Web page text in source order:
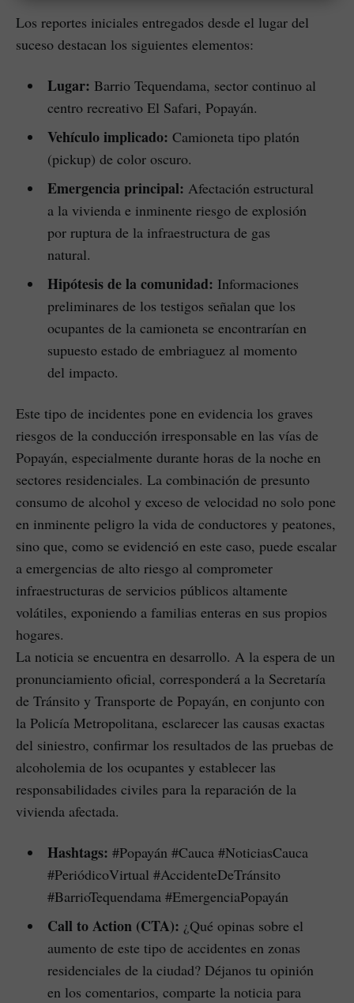
Los reportes iniciales entregados desde el lugar del
suceso destacan los siguientes elementos:
Lugar: Barrio Tequendama, sector continuo al
centro recreativo El Safari, Popayán.
Vehículo implicado: Camioneta tipo platón
(pickup) de color oscuro.
Emergencia principal: Afectación estructural
a la vivienda e inminente riesgo de explosión
por ruptura de la infraestructura de gas
natural.
Hipótesis de la comunidad: Informaciones
preliminares de los testigos señalan que los
ocupantes de la camioneta se encontrarían en
supuesto estado de embriaguez al momento
del impacto.
Este tipo de incidentes pone en evidencia los graves
riesgos de la conducción irresponsable en las vías de
Popayán, especialmente durante horas de la noche en
sectores residenciales. La combinación de presunto
consumo de alcohol y exceso de velocidad no solo pone
en inminente peligro la vida de conductores y peatones,
sino que, como se evidenció en este caso, puede escalar
a emergencias de alto riesgo al comprometer
infraestructuras de servicios públicos altamente
volátiles, exponiendo a familias enteras en sus propios
hogares.
La noticia se encuentra en desarrollo. A la espera de un
pronunciamiento oficial, corresponderá a la Secretaría
de Tránsito y Transporte de Popayán, en conjunto con
la Policía Metropolitana, esclarecer las causas exactas
del siniestro, confirmar los resultados de las pruebas de
alcoholemia de los ocupantes y establecer las
responsabilidades civiles para la reparación de la
vivienda afectada.
Hashtags: #Popayán #Cauca #NoticiasCauca
#PeriódicoVirtual #AccidenteDeTránsito
#BarrioTequendama #EmergenciaPopayán
Call to Action (CTA): ¿Qué opinas sobre el
aumento de este tipo de accidentes en zonas
residenciales de la ciudad? Déjanos tu opinión
en los comentarios, comparte la noticia para